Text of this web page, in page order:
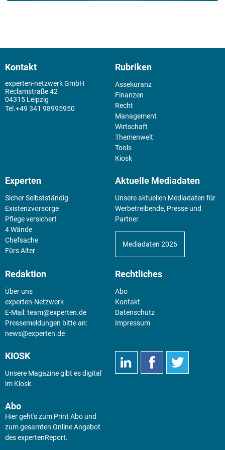
Kontakt
experten-netzwerk GmbH
Reclamstraße 42
04315 Leipzig
+49 341 98995950
Rubriken
Assekuranz
Finanzen
Recht
Management
Wirtschaft
Themenwelt
Tools
Kiosk
Experten
Sicher Selbstständig
Existenz­vorsorge
Pflege versichert
4 Wände
Chefsache
Fürs Alter
Aktuelle Mediadaten
Unsere aktuellen Mediadaten für
Werbetreibende, Presse und
Partner
Mediadaten 2026
Redaktion
Über uns
experten-Netzwerk
E-Mail:team@experten.de
Pressemeldungen bitte an:
news@experten.de
Rechtliches
Abo
Kontakt
Datenschutz
Impressum
KIOSK
Unsere Magazine gibt es digital
im Kiosk.
Abo
Hier geht's zum Print Abo und
zum gesamten Online Angebot
des expertenReport.